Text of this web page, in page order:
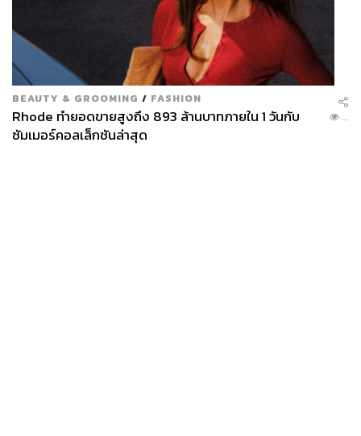
BEAUTY & GROOMING / FASHION
Rhode ทำยอดขายสูงถึง 893 ล้านบาทภายใน 1 วันกับ
ซัมเมอร์คอลเล็กชันล่าสุด
...